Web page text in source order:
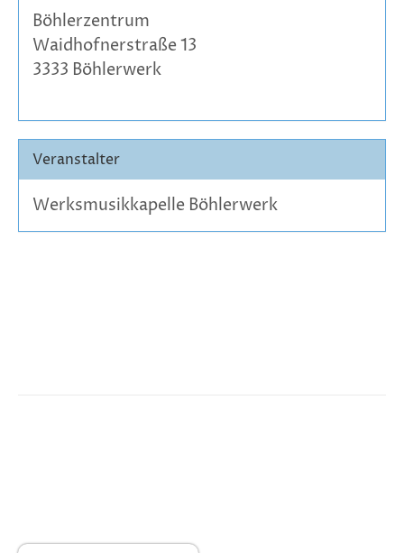
Böhlerzentrum
Waidhofnerstraße 13
3333 Böhlerwerk
Veranstalter
Werksmusikkapelle Böhlerwerk